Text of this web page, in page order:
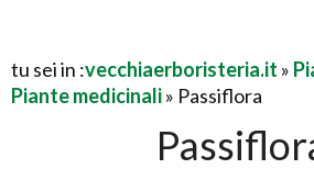
tu sei in :vecchiaerboristeria.it »
Piante medicinali» Passiflora